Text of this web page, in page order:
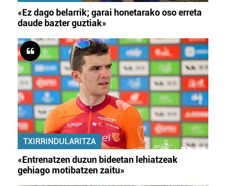
«Ez dago belarrik; garai honetarako oso erreta
daude bazter guztiak»
TXIRRINDULARITZA
«Entrenatzen duzun bideetan lehiatzeak
gehiago motibatzen zaitu»